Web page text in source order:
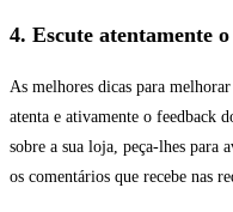
4. Escute atentamente
As melhores dicas para
atenta e ativamente o feedback
sobre a sua loja, peça-lhes para
os comentários que recebe nas